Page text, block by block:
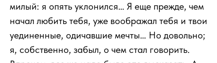
милый: я опять уклонился… Я еще прежде, чем
начал любить тебя, уже воображал тебя и твои
уединенные, одичавшие мечты… Но довольно;
я, собственно, забыл, о чем стал говорить.